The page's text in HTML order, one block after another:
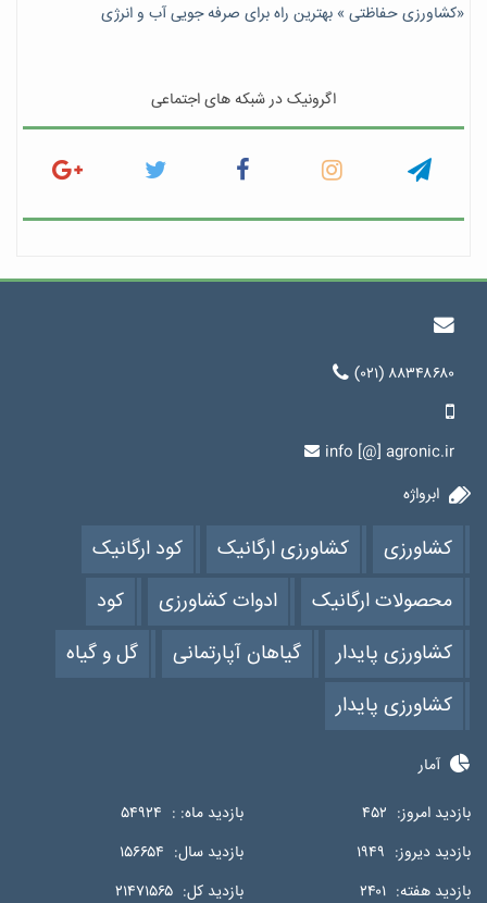
«کشاورزی حفاظتی » بهترین راه برای صرفه جویی آب و انرژی
اگرونیک در شبکه های اجتماعی
(۰۲۱) ۸۸۳۴۸۶۸۰
info [@] agronic.ir
ابرواژه
کشاورزی کشاورزی ارگانیک
کود ارگانیک
محصولات ارگانیک
ادوات کشاورزی
کود
کشاورزی پایدار
گیاهان آپارتمانی
گل و گیاه
کشاورزی پایدار
آمار
بازدید امروز: ۴۵۲ بازدید ماه: : ۵۴۹۲۴
بازدید دیروز: ۱۹۴۹ بازدید سال: ۱۵۶۶۵۴
بازدید هفته: ۲۴۰۱ بازدید کل: ۲۱۴۷۱۵۶۵